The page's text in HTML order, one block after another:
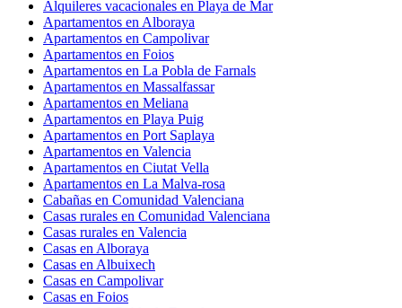
Alquileres vacacionales en Playa de Mar
Apartamentos en Alboraya
Apartamentos en Campolivar
Apartamentos en Foios
Apartamentos en La Pobla de Farnals
Apartamentos en Massalfassar
Apartamentos en Meliana
Apartamentos en Playa Puig
Apartamentos en Port Saplaya
Apartamentos en Valencia
Apartamentos en Ciutat Vella
Apartamentos en La Malva-rosa
Cabañas en Comunidad Valenciana
Casas rurales en Comunidad Valenciana
Casas rurales en Valencia
Casas en Alboraya
Casas en Albuixech
Casas en Campolivar
Casas en Foios